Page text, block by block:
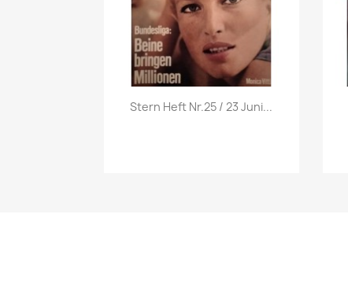
Vorschau
Stern Heft Nr.25 / 23 Juni...